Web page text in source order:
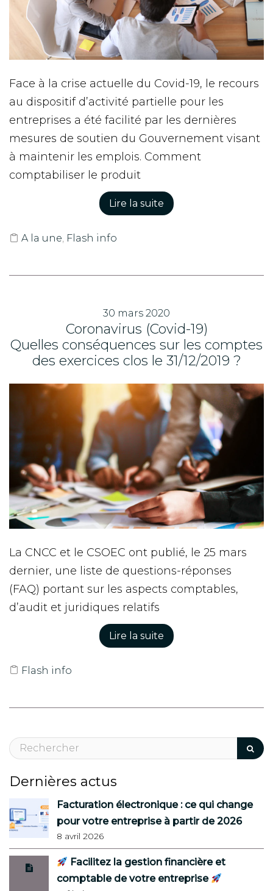
Face à la crise actuelle du Covid-19, le recours
au dispositif d’activité partielle pour les
entreprises a été facilité par les dernières
mesures de soutien du Gouvernement visant
à maintenir les emplois. Comment
comptabiliser le produit
Lire la suite
A la une, Flash info
30 mars 2020
Coronavirus (Covid-19)
Quelles conséquences sur les comptes
des exercices clos le 31/12/2019 ?
La CNCC et le CSOEC ont publié, le 25 mars
dernier, une liste de questions-réponses
(FAQ) portant sur les aspects comptables,
d’audit et juridiques relatifs
Lire la suite
Flash info
Dernières actus
Facturation électronique : ce qui change
pour votre entreprise à partir de 2026
8 avril 2026
Facilitez la gestion financière et
comptable de votre entreprise